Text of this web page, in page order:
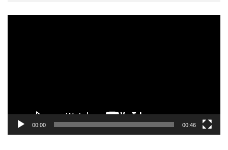
00:00 00:46